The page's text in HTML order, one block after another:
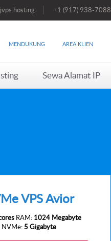
+1 (917) 938-7088
MENDUKUNG AREA KLIEN
Sewa Alamat IP
VPS Avior
RAM: 1024 Megabyte
NVMe:5 Gigabyte